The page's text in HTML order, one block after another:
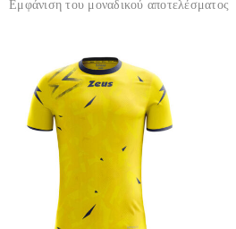
Εμφάνιση του μοναδικού αποτελέσματος